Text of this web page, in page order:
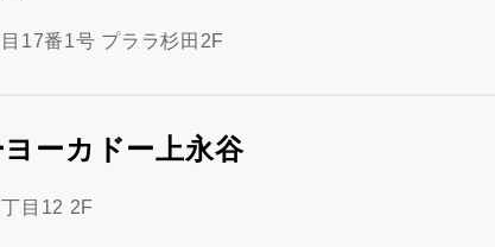
17番1号 プララ杉田2F
ーカドー上永谷
目12 2F